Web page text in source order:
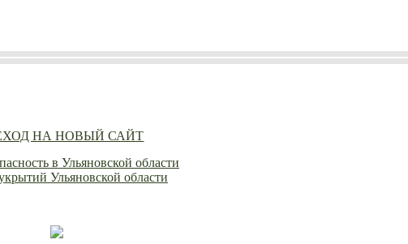
НА НОВЫЙ САЙТ